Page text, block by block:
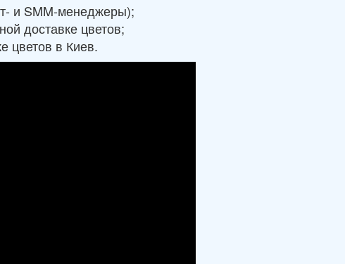
и SMM-менеджеры);
доставке цветов;
цветов в Киев.